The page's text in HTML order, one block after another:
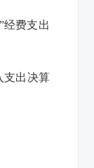
经费支出
支出决算